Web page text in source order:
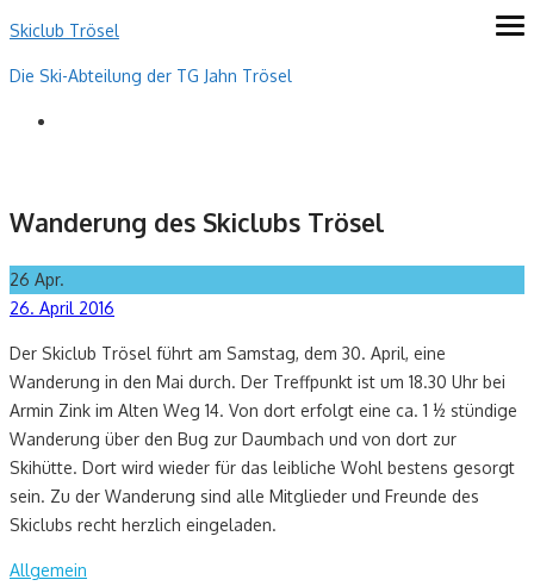
Skip
content
Skiclub Trösel
Die Ski-Abteilung der TG Jahn Trösel
Wanderung des Skiclubs Trösel
26 Apr.
Posted
26. April 2016
Der Skiclub Trösel führt am Samstag, dem 30. April, eine
Wanderung in den Mai durch. Der Treffpunkt ist um 18.30 Uhr bei
Armin Zink im Alten Weg 14. Von dort erfolgt eine ca. 1 ½ stündige
Wanderung über den Bug zur Daumbach und von dort zur
Skihütte. Dort wird wieder für das leibliche Wohl bestens gesorgt
sein. Zu der Wanderung sind alle Mitglieder und Freunde des
Skiclubs recht herzlich eingeladen.
Allgemein